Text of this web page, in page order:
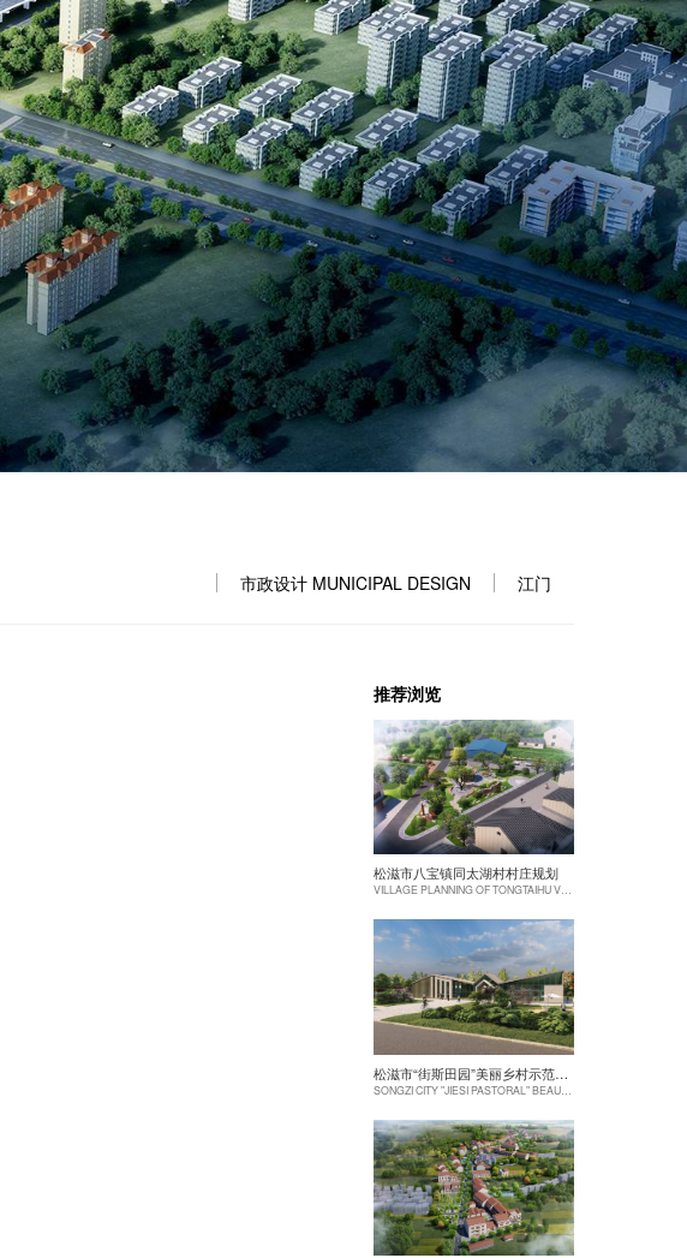
市政设计 MUNICIPAL DESIGN 江门
推荐浏览
松滋市八宝镇同太湖村村庄规划
松滋市“街斯田园”美丽乡村示范片建设项目